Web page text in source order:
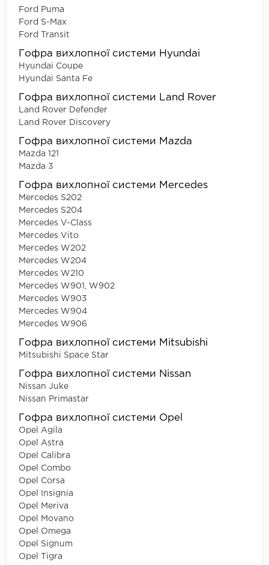
Ford Puma
Ford S-Max
Ford Transit
Гофра вихлопної системи Hyundai
Hyundai Coupe
Hyundai Santa Fe
Гофра вихлопної системи Land Rover
Land Rover Defender
Land Rover Discovery
Гофра вихлопної системи Mazda
Mazda 121
Mazda 3
Гофра вихлопної системи Mercedes
Mercedes S202
Mercedes S204
Mercedes V-Class
Mercedes Vito
Mercedes W202
Mercedes W204
Mercedes W210
Mercedes W901, W902
Mercedes W903
Mercedes W904
Mercedes W906
Гофра вихлопної системи Mitsubishi
Mitsubishi Space Star
Гофра вихлопної системи Nissan
Nissan Juke
Nissan Primastar
Гофра вихлопної системи Opel
Opel Agila
Opel Astra
Opel Calibra
Opel Combo
Opel Corsa
Opel Insignia
Opel Meriva
Opel Movano
Opel Omega
Opel Signum
Opel Tigra